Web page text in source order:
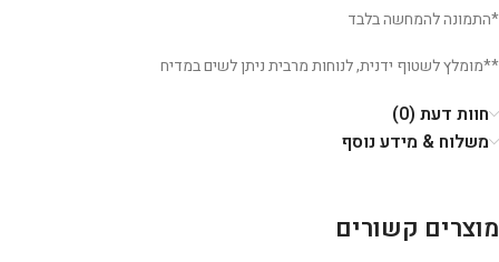
*התמונה להמחשה בלבד
**מומלץ לשטוף ידנית, לנוחות מרבית ניתן לשים במדיח
חוות דעת (0)
משלוח & מידע נוסף
מוצרים קשורים